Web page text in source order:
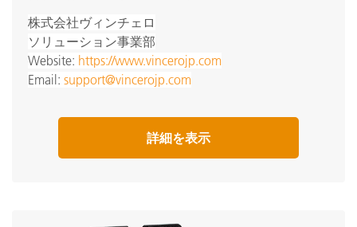
株式会社ヴィンチェロ
ソリューション事業部
Website: https://www.vincerojp.com
Email: support@vincerojp.com
詳細を表示